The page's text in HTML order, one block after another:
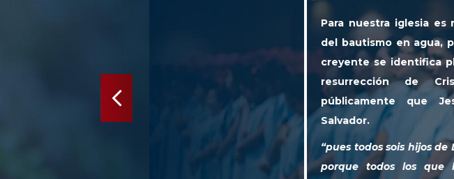
Para nuestra iglesia es muy importante la doctrina
del bautismo en agua, pues esto demuestra que el
creyente se identifica plenamente con la muerte y
resurrección de Cristo y está declarando
públicamente que Jesucristo es su Señor y
“pues todos sois hijos de Dios por la fe en Cristo Jesús;
porque todos los que habéis sido bautizados en
Anterior